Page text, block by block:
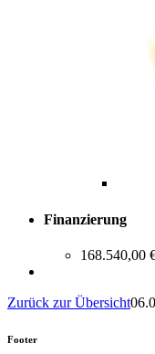
Finanzierung
168.540,00
Zurück zur Übersicht
Footer